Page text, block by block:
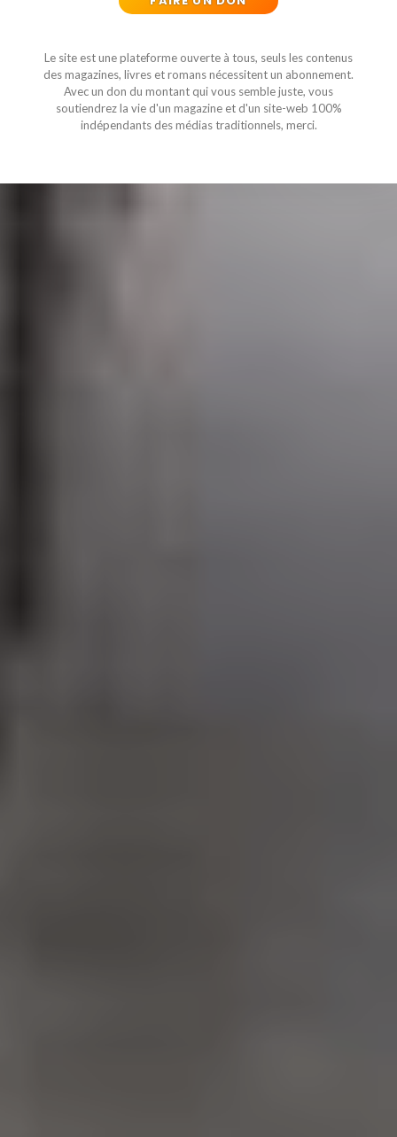
Le site est une plateforme ouverte à tous, seuls les contenus
des magazines, livres et romans nécessitent un abonnement.
Avec un don du montant qui vous semble juste, vous
soutiendrez la vie d'un magazine et d'un site-web 100%
indépendants des médias traditionnels, merci.